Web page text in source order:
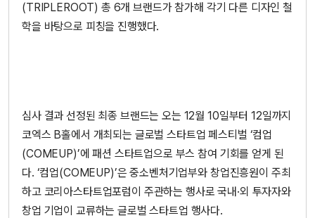
(TRIPLEROOT) 총 6개 브랜드가 참가해 각기 다른 디자인 철
학을 바탕으로 피칭을 진행했다.
심사 결과 선정된 최종 브랜드는 오는 12월 10일부터 12일까지
코엑스 B홀에서 개최되는 글로벌 스타트업 페스티벌 ‘컴업
(COMEUP)’에 패션 스타트업으로 부스 참여 기회를 얻게 된
다. ‘컴업(COMEUP)’은 중소벤처기업부와 창업진흥원이 주최
하고 코리아스타트업포럼이 주관하는 행사로 국내·외 투자자와
창업 기업이 교류하는 글로벌 스타트업 행사다.